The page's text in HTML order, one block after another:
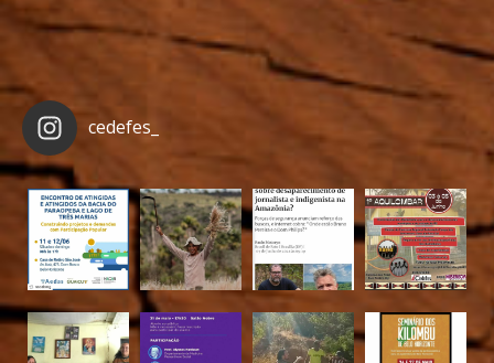
cedefes_